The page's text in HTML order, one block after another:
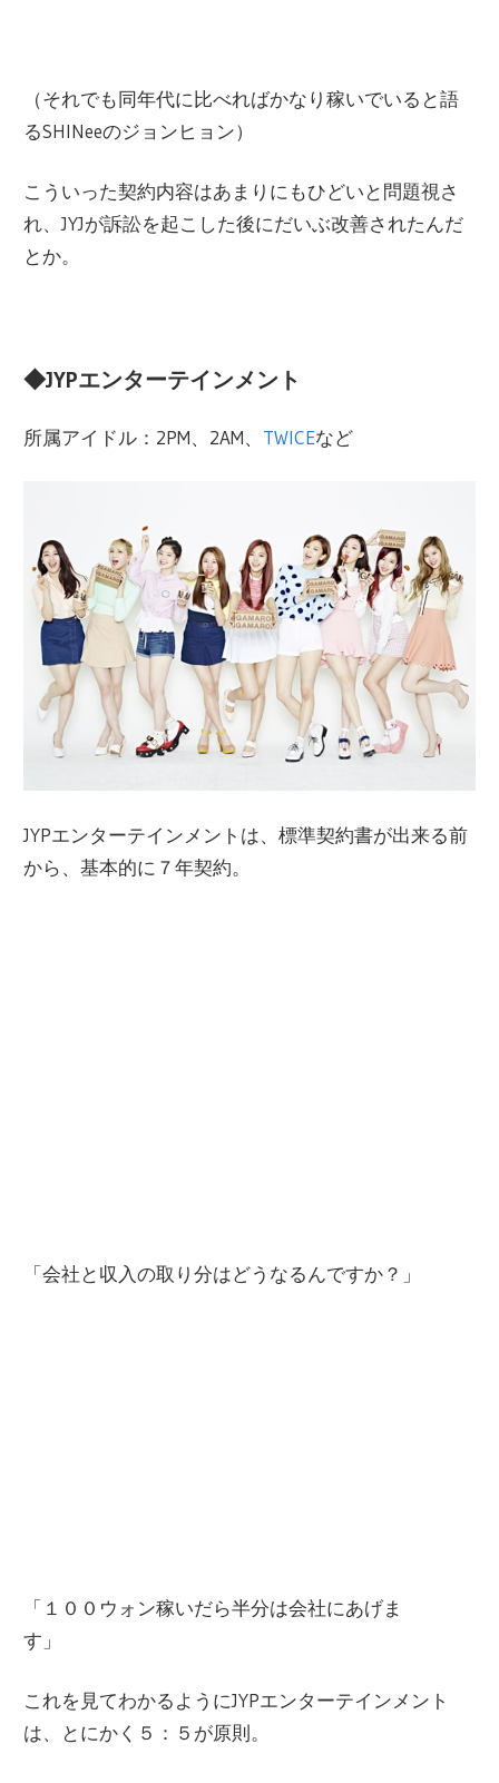
（それでも同年代に比べればかなり稼いでいると語
るSHINeeのジョンヒョン）
こういった契約内容はあまりにもひどいと問題視さ
れ、JYJが訴訟を起こした後にだいぶ改善されたんだ
とか。
◆JYPエンターテインメント
所属アイドル：2PM、2AM、 TWICEなど
JYPエンターテインメントは、標準契約書が出来る前
から、基本的に７年契約。
「会社と収入の取り分はどうなるんですか？」
「１００ウォン稼いだら半分は会社にあげま
す」
これを見てわかるようにJYPエンターテインメント
は、とにかく５：５が原則。